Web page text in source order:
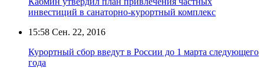
инвестиций в санаторно-курортный комплекс
15:58 Сен. 22, 2016
Курортный сбор введут в России до 1 марта следующего
года